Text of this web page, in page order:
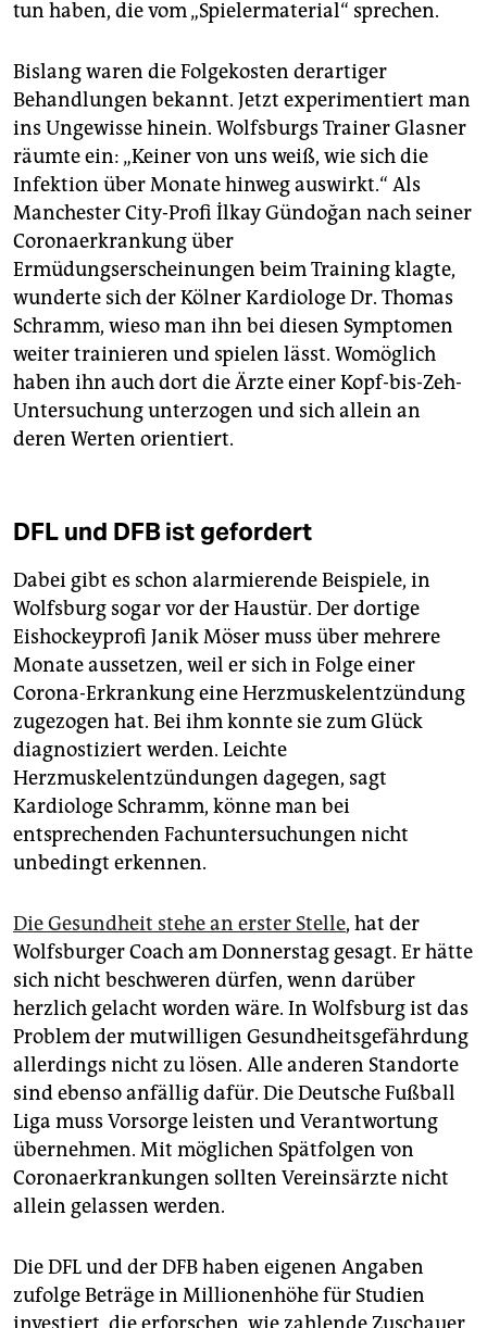
tun haben, die vom „Spielermaterial“ sprechen.
Bislang waren die Folgekosten derartiger
Behandlungen bekannt. Jetzt experimentiert man
ins Ungewisse hinein. Wolfsburgs Trainer Glasner
räumte ein: „Keiner von uns weiß, wie sich die
Infektion über Monate hinweg auswirkt.“ Als
Manchester City-Profi İlkay Gündoğan nach seiner
Coronaerkrankung über
Ermüdungserscheinungen beim Training klagte,
wunderte sich der Kölner Kardiologe Dr. Thomas
Schramm, wieso man ihn bei diesen Symptomen
weiter trainieren und spielen lässt. Womöglich
haben ihn auch dort die Ärzte einer Kopf-bis-Zeh-
Untersuchung unterzogen und sich allein an
deren Werten orientiert.
DFL und DFB ist gefordert
Dabei gibt es schon alarmierende Beispiele, in
Wolfsburg sogar vor der Haustür. Der dortige
Eishockeyprofi Janik Möser muss über mehrere
Monate aussetzen, weil er sich in Folge einer
Corona-Erkrankung eine Herzmuskelentzündung
zugezogen hat. Bei ihm konnte sie zum Glück
diagnostiziert werden. Leichte
Herzmuskelentzündungen dagegen, sagt
Kardiologe Schramm, könne man bei
entsprechenden Fachuntersuchungen nicht
unbedingt erkennen.
Die Gesundheit stehe an erster Stelle, hat der
Wolfsburger Coach am Donnerstag gesagt. Er hätte
sich nicht beschweren dürfen, wenn darüber
herzlich gelacht worden wäre. In Wolfsburg ist das
Problem der mutwilligen Gesundheitsgefährdung
allerdings nicht zu lösen. Alle anderen Standorte
sind ebenso anfällig dafür. Die Deutsche Fußball
Liga muss Vorsorge leisten und Verantwortung
übernehmen. Mit möglichen Spätfolgen von
Coronaerkrankungen sollten Vereinsärzte nicht
allein gelassen werden.
Die DFL und der DFB haben eigenen Angaben
zufolge Beträge in Millionenhöhe für Studien
investiert, die erforschen, wie zahlende Zuschauer